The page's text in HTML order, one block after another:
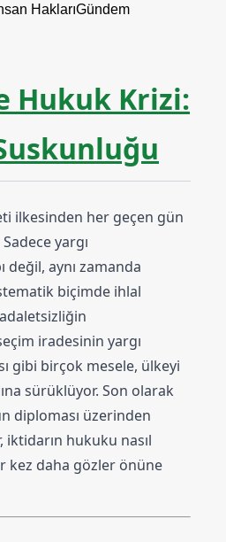
HaklarıGündem
Hukuk Krizi:
ilkesinden her geçen gün
yargı
değil, aynı zamanda
biçimde ihlal
iradesinin yargı
gibi birçok mesele, ülkeyi
sürüklüyor. Son olarak
diploması üzerinden
iktidarın hukuku nasıl
kez daha gözler önüne